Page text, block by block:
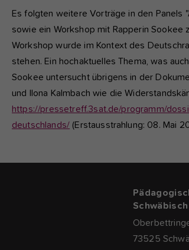
Es folgten weitere Vorträge in den Panels
sowie ein Workshop mit Rapperin Sookee
Workshop wurde im Kontext des
stehen. Ein hochaktuelles Thema, was
Sookee untersucht übrigens in der
und Ilona Kalmbach wie die
https://pressetreff.3sat.de/programm/
deutschlands/ (Erstausstrahlung: 08. Mai
Schwäbisch
73525